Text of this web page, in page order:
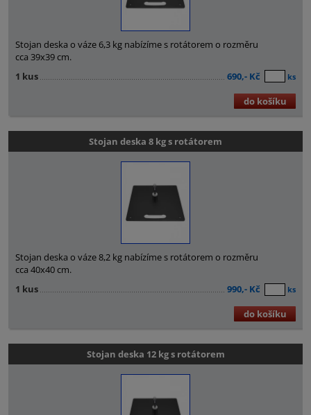
Stojan deska o váze 6,3 kg nabízíme s rotátorem o rozměru
cca 39x39 cm.
1 kus
690,- Kč ks
do košíku
Stojan deska 8 kg s rotátorem
Stojan deska o váze 8,2 kg nabízíme s rotátorem o rozměru
cca 40x40 cm.
1 kus
990,- Kč ks
do košíku
Stojan deska 12 kg s rotátorem